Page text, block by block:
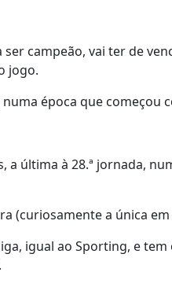
campeão, vai ter de
jogo.
época que começou
a última à 28.ª jornada,
(curiosamente a única
igual ao Sporting, e